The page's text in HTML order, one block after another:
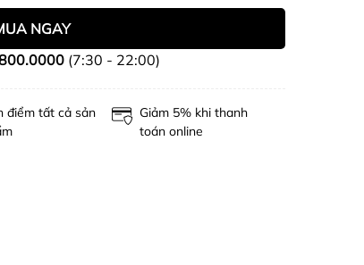
NGAY
(7:30 - 22:00)
điểm tất cả sản
Giảm 5% khi thanh
toán online